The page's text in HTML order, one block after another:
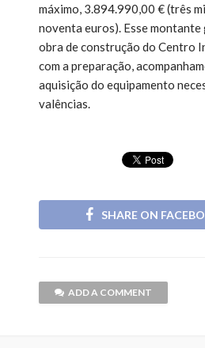
máximo, 3.894.990,00 € (três
noventa euros). Esse
obra de construção do Centro
com a preparação,
aquisição do equipamento
valências.
SHARE ON
ADD A COMMENT